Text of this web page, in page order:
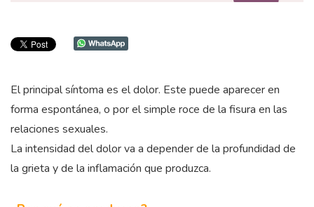
El principal síntoma es el dolor. Este puede aparecer en
forma espontánea, o por el simple roce de la fisura en las
relaciones sexuales.
La intensidad del dolor va a depender de la profundidad de
la grieta y de la inflamación que produzca.